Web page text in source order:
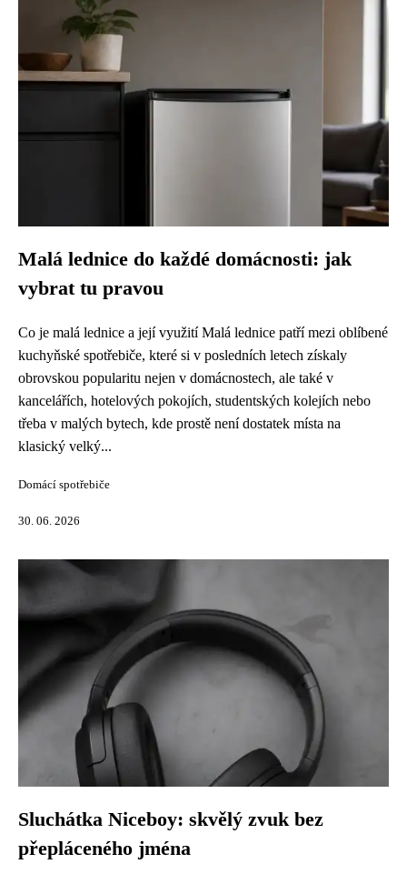
Malá lednice do každé domácnosti: jak
vybrat tu pravou
Co je malá lednice a její využití Malá lednice patří mezi oblíbené
kuchyňské spotřebiče, které si v posledních letech získaly
obrovskou popularitu nejen v domácnostech, ale také v
kancelářích, hotelových pokojích, studentských kolejích nebo
třeba v malých bytech, kde prostě není dostatek místa na
klasický velký...
Domácí spotřebiče
30. 06. 2026
Sluchátka Niceboy: skvělý zvuk bez
přepláceného jména